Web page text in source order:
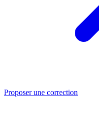
Proposer une correction